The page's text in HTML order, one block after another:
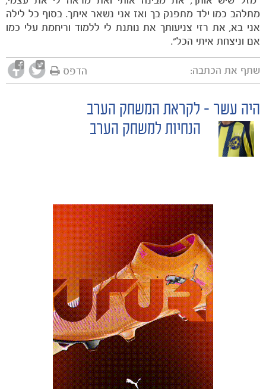
מתלהב כמו ילד מתפנק בך ואז אני נשאר איתך. בסוף כל לילה
אני בא, את רזי צניעותך את נותנת לי ללמוד וריחמת עלי כמו
אם וניצחת איתי הכל".
שתף את הכתבה: הדפס
POST
NAVIGATION
היה עשר – לקראת המשחק הערב
הנחיות למשחק הערב